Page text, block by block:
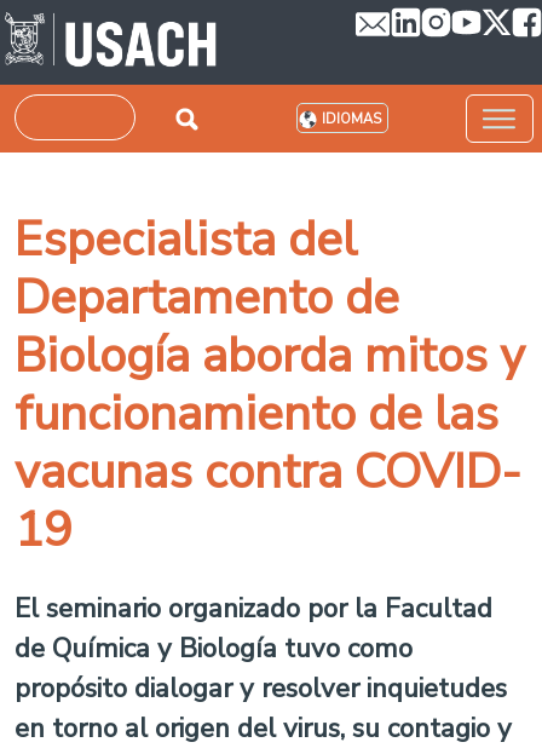
Pasar al contenido principal
Buscar IDIOMAS
Especialista del
Departamento de
Biología aborda mitos y
funcionamiento de las
vacunas contra COVID-
19
El seminario organizado por la Facultad
de Química y Biología tuvo como
propósito dialogar y resolver inquietudes
en torno al origen del virus, su contagio y